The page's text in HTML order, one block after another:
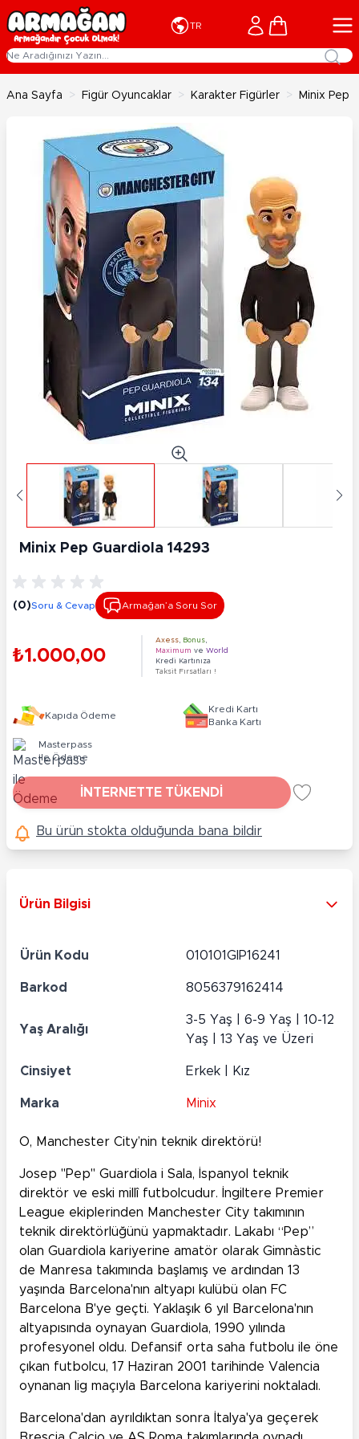
İçeriğe geç
TR Cart
Ana Sayfa > Figür Oyuncaklar > Karakter Figürler > Minix Pep
Minix Pep Guardiola 14293
(0)Soru & Cevap Armağan’a Soru Sor
₺1.000,00
Axess Bonus
Maximum ve World
Kredi Kartınıza
Taksit Fırsatları !
Kapıda Ödeme
Kredi Kartı
Banka Kartı
Masterpass
ile Ödeme
İNTERNETTE TÜKENDİ
Bu ürün stokta olduğunda bana bildir
Ürün Bilgisi
Ürün Kodu 010101GIP16241
Barkod 8056379162414
Yaş Aralığı
3-5 Yaş | 6-9 Yaş | 10-12
Yaş | 13 Yaş ve Üzeri
Cinsiyet Erkek | Kız
Marka Minix
O, Manchester City’nin teknik direktörü!
Josep "Pep" Guardiola i Sala, İspanyol teknik
direktör ve eski millî futbolcudur. İngiltere Premier
League ekiplerinden Manchester City takımının
teknik direktörlüğünü yapmaktadır. Lakabı “Pep”
olan Guardiola kariyerine amatör olarak Gimnàstic
de Manresa takımında başlamış ve ardından 13
yaşında Barcelona'nın altyapı kulübü olan FC
Barcelona B'ye geçti. Yaklaşık 6 yıl Barcelona'nın
altyapısında oynayan Guardiola, 1990 yılında
profesyonel oldu. Defansif orta saha futbolu ile öne
çıkan futbolcu, 17 Haziran 2001 tarihinde Valencia
oynanan lig maçıyla Barcelona kariyerini noktaladı.
Barcelona'dan ayrıldıktan sonra İtalya'ya geçerek